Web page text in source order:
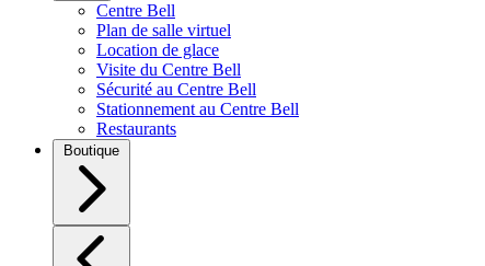
Centre Bell
Plan de salle virtuel
Location de glace
Visite du Centre Bell
Sécurité au Centre Bell
Stationnement au Centre Bell
Restaurants
Boutique